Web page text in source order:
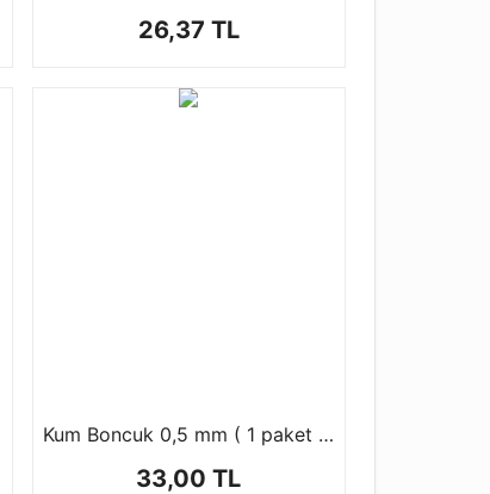
26,37 TL
Kum Boncuk 0,5 mm ( 1 paket 100 gr )
33,00 TL